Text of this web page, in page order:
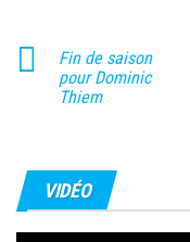
Fin de saison
pour Dominic
Thiem
VIDÉO